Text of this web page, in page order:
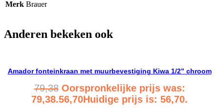
Merk Brauer
Anderen bekeken ook
Amador fonteinkraan met muurbevestiging Kiwa 1/2” chroom
79,38 Oorspronkelijke prijs was:
79,38.56,70Huidige prijs is: 56,70.